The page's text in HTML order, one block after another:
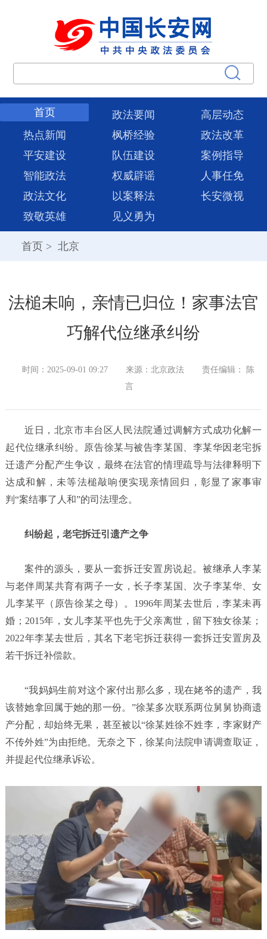
首页 政法要闻
高层动态
热点新闻
枫桥经验
政法改革
平安建设
队伍建设
案例指导
智能政法
权威辟谣
人事任免
政法文化
以案释法
长安微视
致敬英雄
见义勇为
首页 > 北京
法槌未响，亲情已归位！家事法官
巧解代位继承纠纷
时间：2025-09-01 09:27 来源：北京政法
责任编辑： 陈
言
近日，北京市丰台区人民法院通过调解方式成功化解一
起代位继承纠纷。原告徐某与被告李某国、李某华因老宅拆
迁遗产分配产生争议，最终在法官的情理疏导与法律释明下
达成和解，未等法槌敲响便实现亲情回归，彰显了家事审
判“案结事了人和”的司法理念。
纠纷起，老宅拆迁引遗产之争
案件的源头，要从一套拆迁安置房说起。被继承人李某
与老伴周某共育有两子一女，长子李某国、次子李某华、女
儿李某平（原告徐某之母）。 1996年周某去世后，李某未再
婚； 2015年，女儿李某平也先于父亲离世，留下独女徐某；
2022年李某去世后，其名下老宅拆迁获得一套拆迁安置房及
若干拆迁补偿款。
“我妈妈生前对这个家付出那么多，现在姥爷的遗产，我
该替她拿回属于她的那一份。”徐某多次联系两位舅舅协商遗
产分配，却始终无果，甚至被以“徐某姓徐不姓李，李家财产
不传外姓”为由拒绝。无奈之下，徐某向法院申请调查取证，
并提起代位继承诉讼。